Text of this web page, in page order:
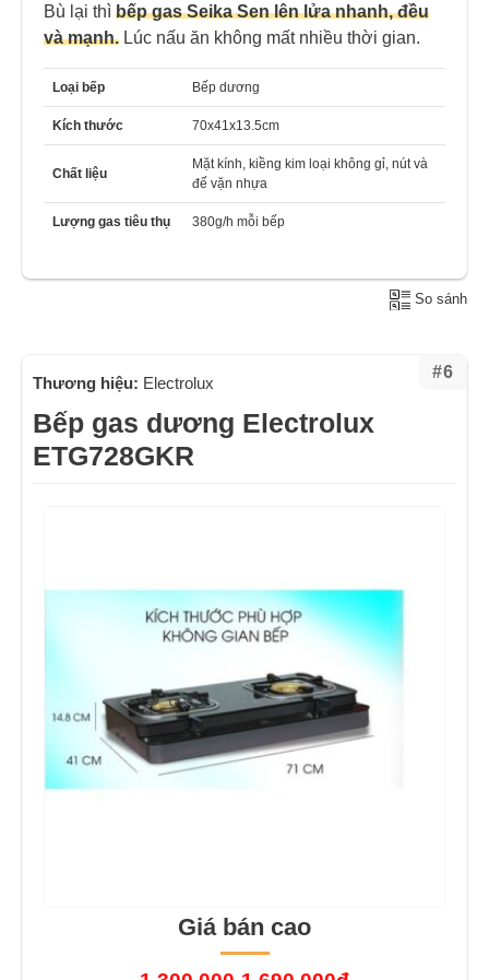
Bù lại thì bếp gas Seika Sen lên lửa nhanh, đều
và mạnh. Lúc nấu ăn không mất nhiều thời gian.
Loại bếp Bếp dương
Kích thước 70x41x13.5cm
Chất liệu
Mặt kính, kiềng kim loại không gỉ, nút và
đế vặn nhựa
Lượng gas tiêu thụ 380g/h mỗi bếp
So sánh
#6
Thương hiệu: Electrolux
Bếp gas dương Electrolux
ETG728GKR
Giá bán cao